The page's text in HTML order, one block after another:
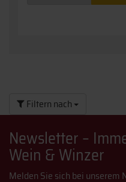
Filtern nach
Newsletter –
Wein & Winzer
Melden Sie sich bei